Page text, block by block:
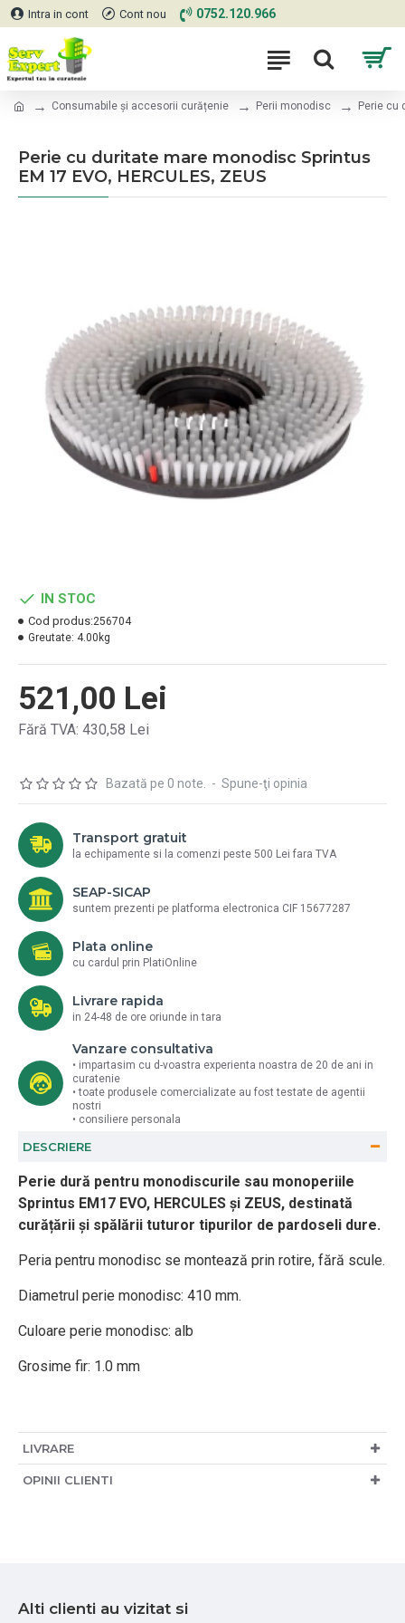
Intra in cont Cont nou 0752.120.966
Consumabile și accesorii curățenie Perii monodisc Perie cu
Perie cu duritate mare monodisc Sprintus
EM 17 EVO, HERCULES, ZEUS
Bazată pe 0 note. - Spune-ţi opinia
521,00 Lei
Fără TVA: 430,58 Lei
IN STOC
Cod produs:256704
Greutate: 4.00kg
Transport gratuit
la echipamente si la comenzi peste 500 Lei fara TVA
SEAP-SICAP
suntem prezenti pe platforma electronica CIF 15677287
Plata online
cu cardul prin PlatiOnline
Livrare rapida
in 24-48 de ore oriunde in tara
Vanzare consultativa
• impartasim cu d-voastra experienta noastra de 20 de ani in
curatenie
• toate produsele comercializate au fost testate de agentii
nostri
• consiliere personala
DESCRIERE
Perie dură pentru monodiscurile sau monoperiile
Sprintus EM17 EVO, HERCULES și ZEUS, destinată
curățării și spălării tuturor tipurilor de pardoseli dure.
Peria pentru monodisc se montează prin rotire, fără scule.
Diametrul perie monodisc: 410 mm.
Culoare perie monodisc: alb
Grosime fir: 1.0 mm
LIVRARE
OPINII CLIENTI
Alti clienti au vizitat si